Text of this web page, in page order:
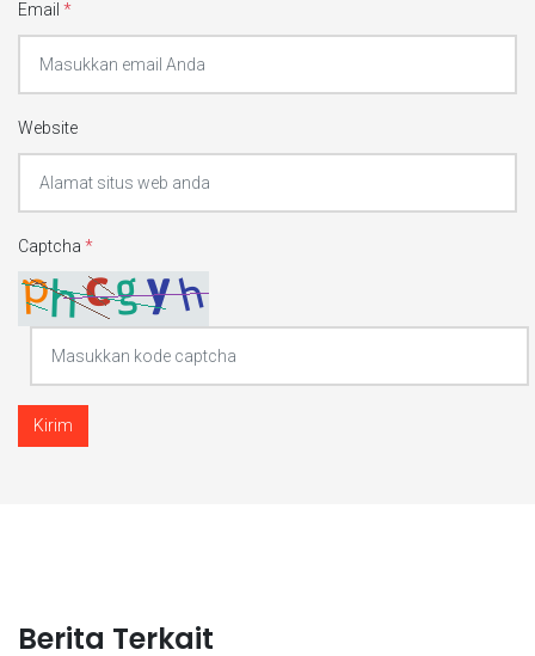
Email *
Website
Captcha *
Kirim
Berita Terkait